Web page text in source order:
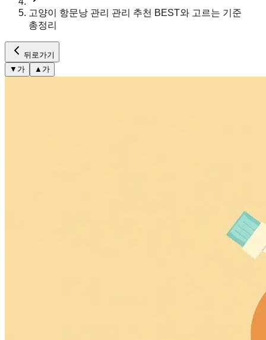
고양이 항문낭 관리 관리 추천 BEST와 고르는 기준
총정리
뒤로가기
▼ 가 ▲ 가